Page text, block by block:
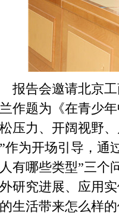
告会邀请北京工
作题为《在青少
压力、开阔视野
作为开场引导，通
有哪些类型”三个
研究进展、应用
生活带来怎么样